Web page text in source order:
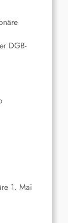
DGB-
1. Mai